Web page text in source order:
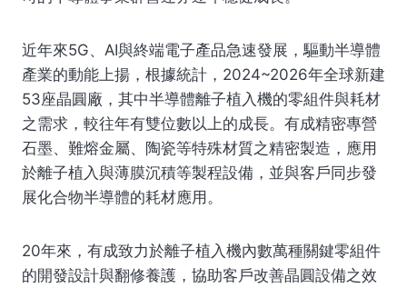
近年來5G、AI與終端電子產品急速發展，驅動半導體
產業的動能上揚，根據統計，2024~2026年全球新建
53座晶圓廠，其中半導體離子植入機的零組件與耗材
之需求，較往年有雙位數以上的成長。有成精密專營
石墨、難熔金屬、陶瓷等特殊材質之精密製造，應用
於離子植入與薄膜沉積等製程設備，並與客戶同步發
展化合物半導體的耗材應用。
20年來，有成致力於離子植入機內數萬種關鍵零組件
的開發設計與翻修養護，協助客戶改善晶圓設備之效